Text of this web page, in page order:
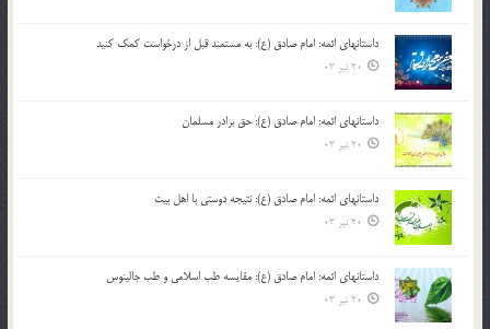
داستانهای ائمه: امام صادق (ع): به مستمند قبل از درخواست کمک کنید
20 تیر 03
داستانهای ائمه: امام صادق (ع): حق برادر مسلمان
20 تیر 03
داستانهای ائمه: امام صادق (ع): نتیجه دوستی با اهل بیت
20 تیر 03
داستانهای ائمه: امام صادق (ع): مقایسه طب اسلامی و طب جالینوس
20 تیر 03